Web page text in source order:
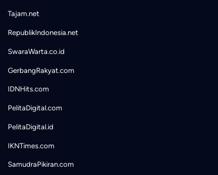
Tajam.net
RepublikIndonesia.net
SwaraWarta.co.id
GerbangRakyat.com
IDNHits.com
PelitaDigital.com
PelitaDigital.id
IKNTimes.com
SamudraPikiran.com